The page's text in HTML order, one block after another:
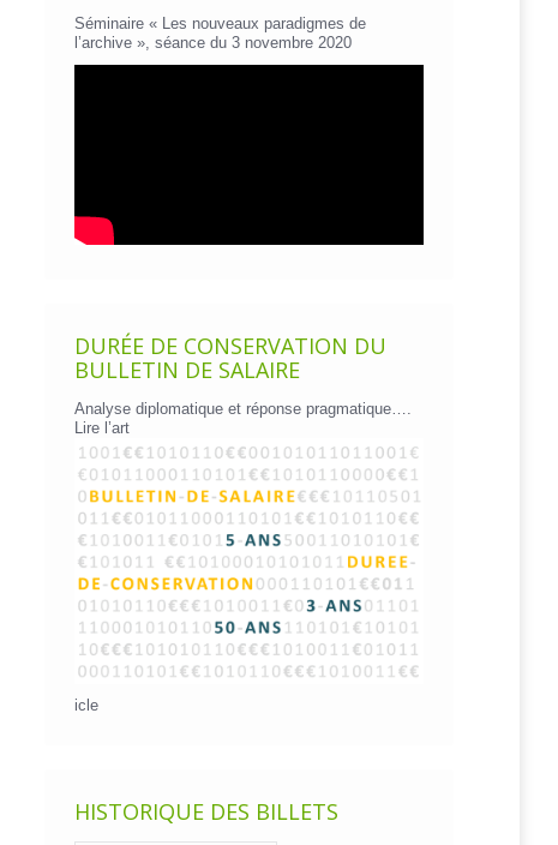
Séminaire « Les nouveaux paradigmes de
l’archive », séance du 3 novembre 2020
DURÉE DE CONSERVATION DU
BULLETIN DE SALAIRE
Analyse diplomatique et réponse pragmatique….
Lire l’art
icle
HISTORIQUE DES BILLETS